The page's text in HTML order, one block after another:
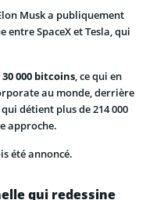
Musk a publiquement
SpaceX et Tesla, qui
30 000 bitcoins, ce qui en
au monde, derrière
détient plus de 214 000
approche.
été annoncé.
qui redessine